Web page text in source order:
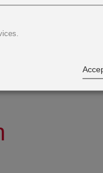
Dieser
solide